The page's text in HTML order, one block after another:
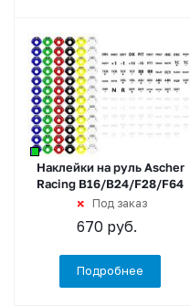
Наклейки на руль Ascher
Racing B16/B24/F28/F64
Под заказ
670 руб.
Подробнее